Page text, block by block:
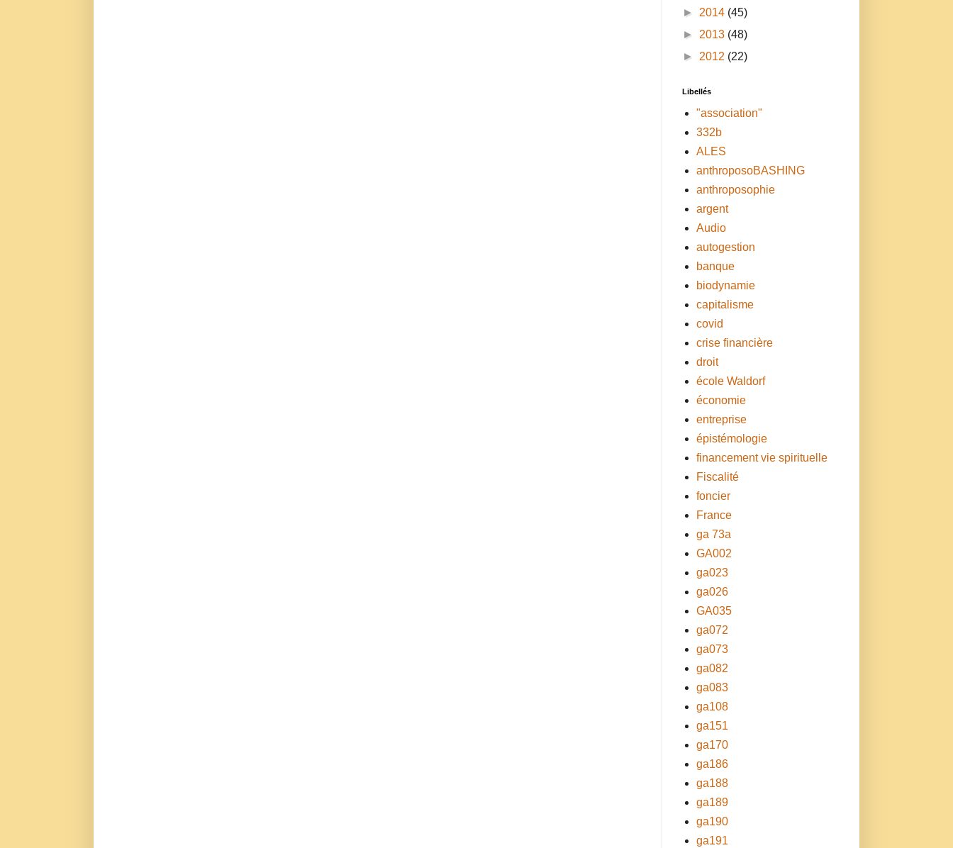
► 2014 (45)
► 2013 (48)
► 2012 (22)
Libellés
"association"
332b
ALES
anthroposoBASHING
anthroposophie
argent
Audio
autogestion
banque
biodynamie
capitalisme
covid
crise financière
droit
école Waldorf
économie
entreprise
épistémologie
financement vie spirituelle
Fiscalité
foncier
France
ga 73a
GA002
ga023
ga026
GA035
ga072
ga073
ga082
ga083
ga108
ga151
ga170
ga186
ga188
ga189
ga190
ga191